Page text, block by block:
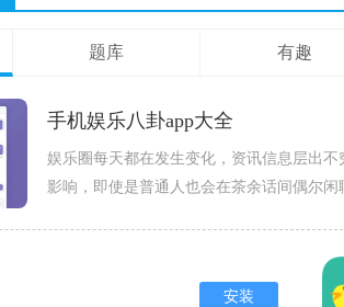
题库 有趣
手机娱乐八卦app大全
娱乐圈每天都在发生变化，资讯信息层出
影响，即使是普通人也会在茶余话间偶尔
安装